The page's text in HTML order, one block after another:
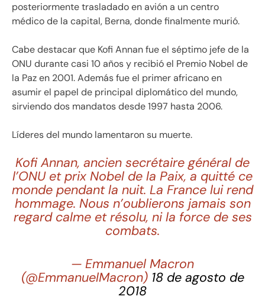
posteriormente trasladado en avión a un centro
médico de la capital, Berna, donde finalmente murió.
Cabe destacar que Kofi Annan fue el séptimo jefe de la
ONU durante casi 10 años y recibió el Premio Nobel de
la Paz en 2001. Además fue el primer africano en
asumir el papel de principal diplomático del mundo,
sirviendo dos mandatos desde 1997 hasta 2006.
Líderes del mundo lamentaron su muerte.
Kofi Annan, ancien secrétaire général de
l’ONU et prix Nobel de la Paix, a quitté ce
monde pendant la nuit. La France lui rend
hommage. Nous n’oublierons jamais son
regard calme et résolu, ni la force de ses
combats.
— Emmanuel Macron
(@EmmanuelMacron) 18 de agosto de
2018